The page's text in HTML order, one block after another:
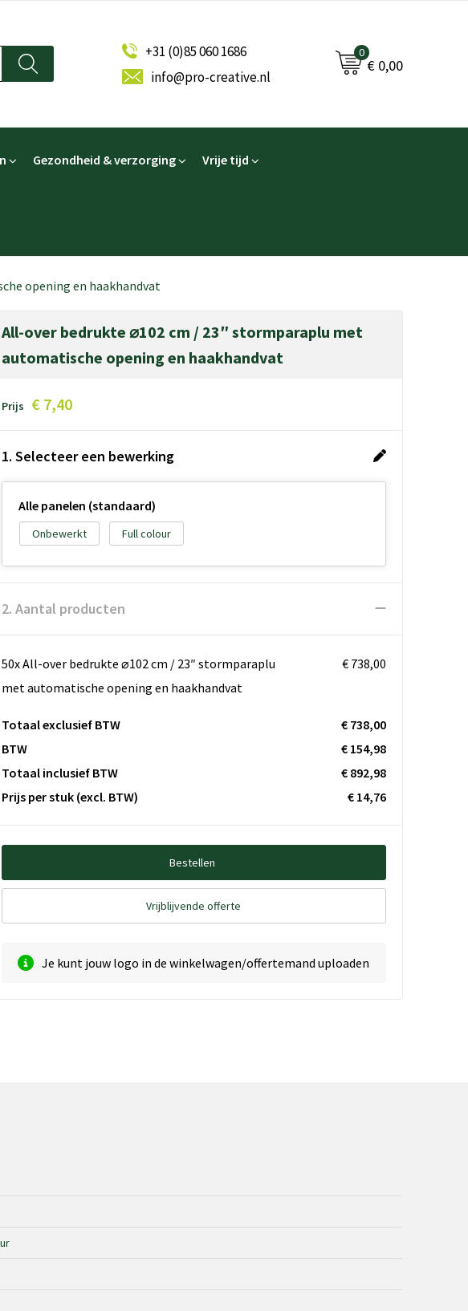
+31 (0)85 060 1686
info@pro-creative.nl
0
€ 0,00
Gezondheid & verzorging Vrije tijd
opening en haakhandvat
All-over bedrukte ⌀102 cm / 23″ stormparaplu met
automatische opening en haakhandvat
Prijs € 7,40
1. Selecteer een bewerking
Alle panelen (standaard)
Onbewerkt Full colour
2. Aantal producten
50x All-over bedrukte ⌀102 cm / 23″ stormparaplu
met automatische opening en haakhandvat
€ 738,00
Totaal exclusief BTW
€ 738,00
BTW
€ 154,98
Totaal inclusief BTW
€ 892,98
Prijs per stuk (excl. BTW) € 14,76
Bestellen
Vrijblijvende offerte
Je kunt jouw logo in de winkelwagen/offertemand uploaden